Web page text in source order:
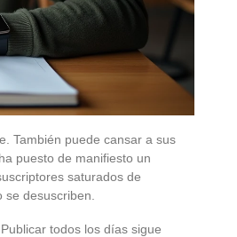
También puede cansar a sus
puesto de manifiesto un
saturados de
desuscriben.
todos los días sigue